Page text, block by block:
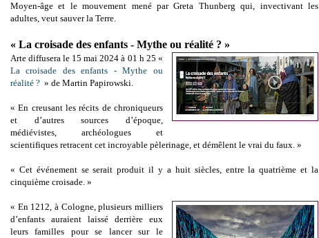
Moyen-âge et le mouvement mené par Greta Thunberg qui, invectivant les
adultes, veut sauver la Terre.
« La croisade des enfants - Mythe ou réalité ? »
Arte diffusera le 15 mai 2024 à 01 h 25 «
La croisade des enfants - Mythe ou
réalité ? » de Martin Papirowski.
« En creusant les récits de chroniqueurs
et d’autres sources d’époque,
médiévistes, archéologues et
scientifiques retracent cet incroyable pèlerinage, et démêlent le vrai du faux. »
« Cet événement se serait produit il y a huit siècles, entre la quatrième et la
cinquième croisade. »
« En 1212, à Cologne, plusieurs milliers
d’enfants auraient laissé derrière eux
leurs familles pour se lancer sur le